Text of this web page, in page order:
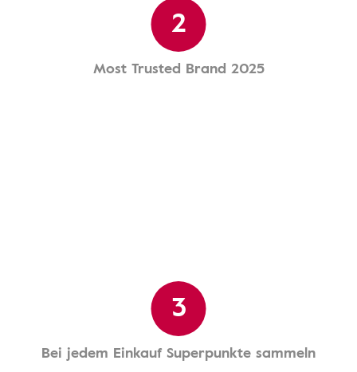
2
Most Trusted Brand 2025
3
Bei jedem Einkauf Superpunkte sammeln